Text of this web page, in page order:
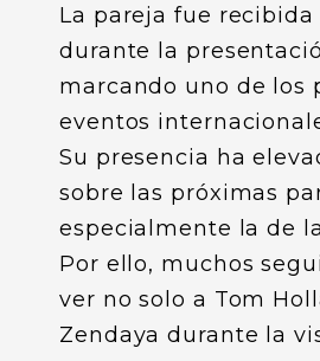
La pareja fue
durante la
marcando uno de los
eventos
Su presencia ha
sobre las próximas
especialmente la de
Por ello, muchos
ver no solo a Tom
Zendaya durante la